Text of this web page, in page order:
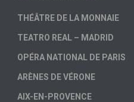
THÉÂTRE DE LA MONNAIE
TEATRO REAL – MADRID
OPÉRA NATIONAL DE PARIS
ARÈNES DE VÉRONE
AIX-EN-PROVENCE